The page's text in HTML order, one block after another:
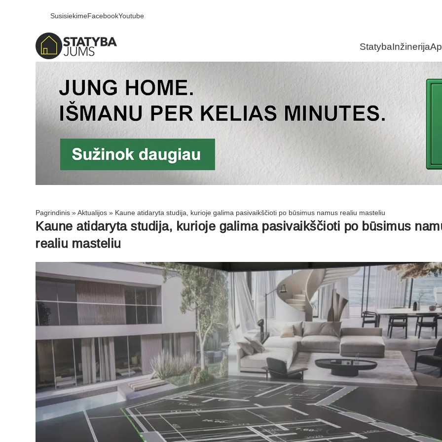
SusisiekimeFacebookYoutube
StatybaInžinerija
Pagrindinis »Aktualijos » Kaune atidaryta studija, kurioje galima pasivaikščioti po būsimus namus realiu masteliu
Kaune atidaryta studija, kurioje galima pasivaikščioti po būsimus
realiu masteliu